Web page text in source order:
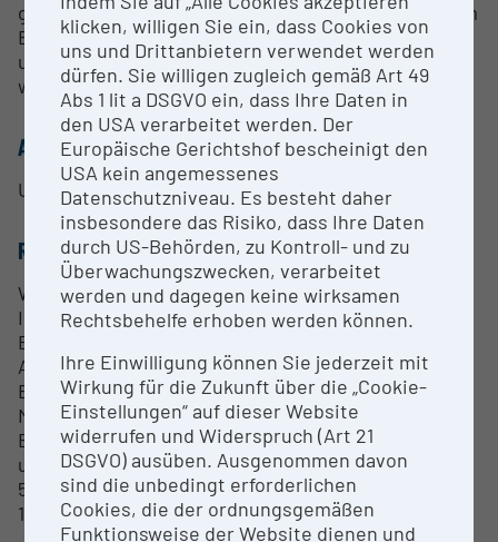
großangelegten EU-Projektes sollen im Zentrum am
Berg (ZaB) aber auch Möglichkeiten für
unterirdische Energiespeicherung ausgelotet
werden.
ANSPRECHPERSON
Univ. Prof. Dipl.-Ing. Dr. Robert Galler
RESEARCH SERVICES
Wir bieten mit dem ZaB eine Untertage-
Infrastruktur im Vollmaßstab inkl.
Bewetterungstechnik und weiterer gängiger
Ausrüstungselemente von Straßen- und
Eisenbahntunnelbauwerken mit mehreren hundert
Metern Länge für Forschungs- und
Entwicklungsprojekte, die Obertage nur schwer
umgesetzt werden könnten. Das ZaB ist über ein
5G-Netz angebunden; in Summe stehen am ZaB
1,65MW zur Verfügung.
klicken, willigen Sie ein, dass Cookies von
uns und Drittanbietern verwendet werden
dürfen. Sie willigen zugleich gemäß Art 49
Abs 1 lit a DSGVO ein, dass Ihre Daten in
den USA verarbeitet werden. Der
Europäische Gerichtshof bescheinigt den
USA kein angemessenes
Datenschutzniveau. Es besteht daher
insbesondere das Risiko, dass Ihre Daten
durch US-Behörden, zu Kontroll- und zu
Überwachungszwecken, verarbeitet
werden und dagegen keine wirksamen
Rechtsbehelfe erhoben werden können.
Ihre Einwilligung können Sie jederzeit mit
Wirkung für die Zukunft über die „Cookie-
Einstellungen“ auf dieser Website
widerrufen und Widerspruch (Art 21
DSGVO) ausüben. Ausgenommen davon
sind die unbedingt erforderlichen
Cookies, die der ordnungsgemäßen
Funktionsweise der Website dienen und